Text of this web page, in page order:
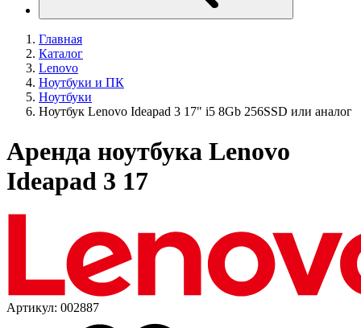
Главная
Каталог
Lenovo
Ноутбуки и ПК
Ноутбуки
Ноутбук Lenovo Ideapad 3 17" i5 8Gb 256SSD или аналог
Аренда ноутбука Lenovo
Ideapad 3 17
Артикул: 002887